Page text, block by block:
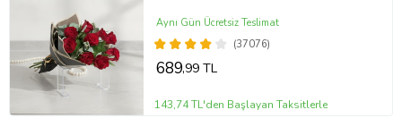
(37076)
Aynı Gün Ücretsiz Teslimat
689,99 TL
143,74 TL'den Başlayan Taksitlerle